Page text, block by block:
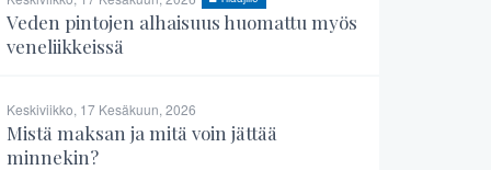
Veden pintojen alhaisuus huomattu myös
veneliikkeissä
Keskiviikko, 17 Kesäkuun, 2026
Mistä maksan ja mitä voin jättää
minnekin?